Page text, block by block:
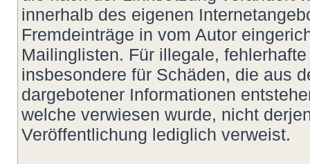
innerhalb des eigenen
Fremdeinträge in vom Autor
Mailinglisten. Für illegale,
insbesondere für Schäden, die aus
dargebotener Informationen
welche verwiesen wurde, nicht
Veröffentlichung lediglich verweist.